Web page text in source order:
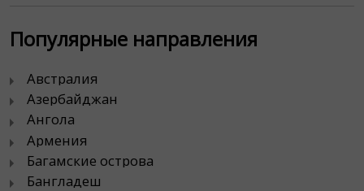
Популярные направления
Австралия
Азербайджан
Ангола
Армения
Багамские острова
Бангладеш